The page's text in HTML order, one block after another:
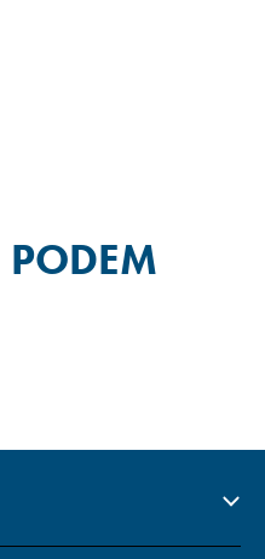
PODEM